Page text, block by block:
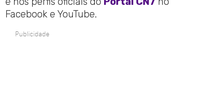
Facebook e YouTube.
Publicidade